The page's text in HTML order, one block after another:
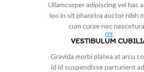
Ullamcorper adipiscing vel hac
leo in sit pharetra auctor nibh
cum curae nec
03.
VESTIBULUM
Gravida morbi platea at arcu
id id suspendisse parturient